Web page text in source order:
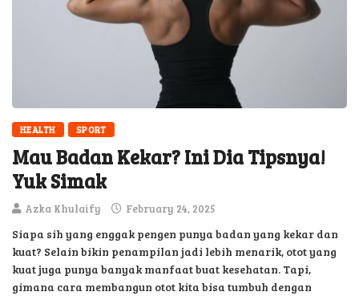
HEALTH SPORT
Mau Badan Kekar? Ini Dia Tipsnya!
Yuk Simak
Azka Khulaify February 24, 2025
Siapa sih yang enggak pengen punya badan yang kekar dan
kuat? Selain bikin penampilan jadi lebih menarik, otot yang
kuat juga punya banyak manfaat buat kesehatan. Tapi,
gimana cara membangun otot kita bisa tumbuh dengan